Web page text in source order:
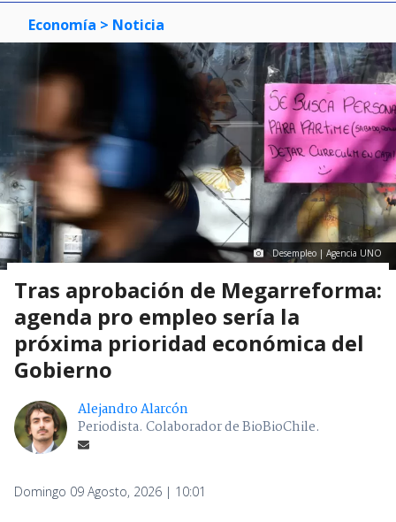
Economía > Noticia
Desempleo | Agencia UNO
Tras aprobación de Megarreforma:
agenda pro empleo sería la
próxima prioridad económica del
Gobierno
Alejandro Alarcón
Periodista. Colaborador de BioBioChile.
Domingo 09 Agosto, 2026 | 10:01